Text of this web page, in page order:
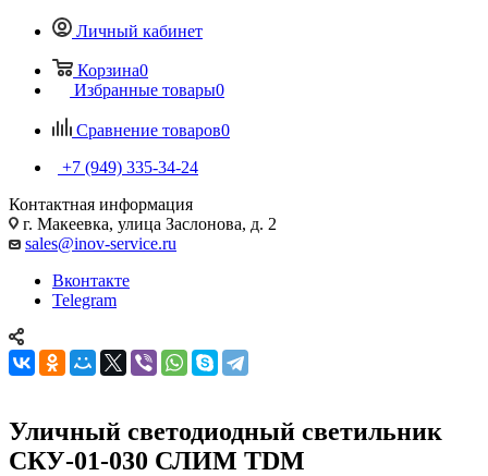
Личный кабинет
Корзина0
Избранные товары0
Сравнение товаров0
+7 (949) 335-34-24
Контактная информация
г. Макеевка, улица Заслонова, д. 2
sales@inov-service.ru
Вконтакте
Telegram
Уличный светодиодный светильник
СКУ-01-030 СЛИМ TDM